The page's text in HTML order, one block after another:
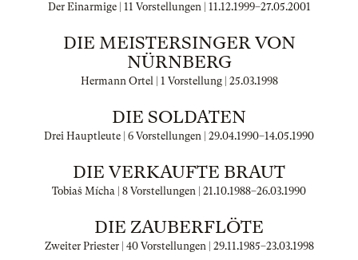
Der Einarmige | 11 Vorstellungen | 11.12.1999–27.05.2001
DIE MEISTERSINGER VON
NÜRNBERG
Hermann Ortel | 1 Vorstellung | 25.03.1998
DIE SOLDATEN
Drei Hauptleute | 6 Vorstellungen | 29.04.1990–14.05.1990
DIE VERKAUFTE BRAUT
Tobiaš Mícha | 8 Vorstellungen | 21.10.1988–26.03.1990
DIE ZAUBERFLÖTE
Zweiter Priester | 40 Vorstellungen | 29.11.1985–23.03.1998